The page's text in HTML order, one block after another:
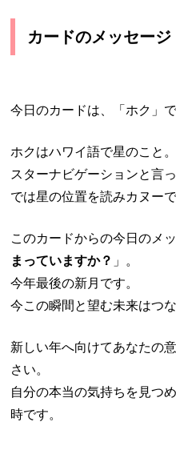
カードのメッセージ
今日のカードは、「ホク」で
ホクはハワイ語で星のこと。
スターナビゲーションと言
では星の位置を読みカヌー
このカードからの今日のメ
まっていますか？ 」。
今年最後の新月です。
今この瞬間と望む未来はつ
新しい年へ向けてあなたの
さい。
自分の本当の気持ちを見つ
時です。